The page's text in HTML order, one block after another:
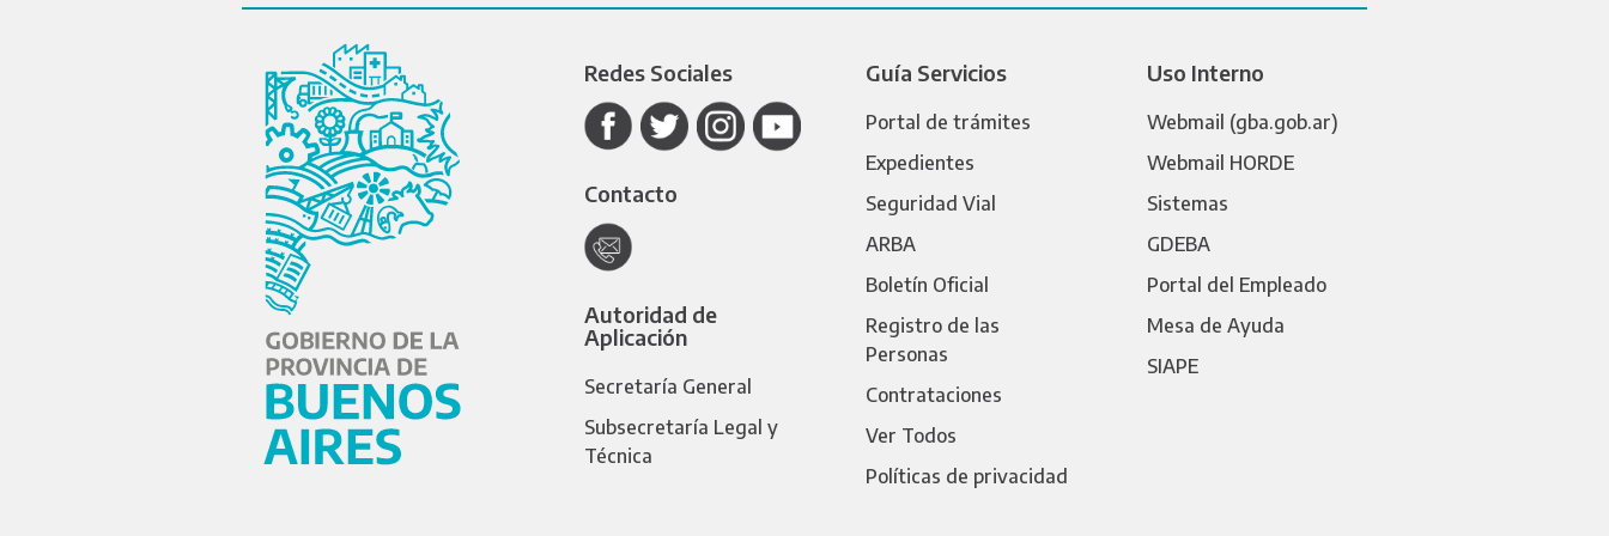
Redes Sociales
Contacto
Autoridad de
Aplicación
Secretaría General
Subsecretaría Legal y
Técnica
Guía Servicios
Portal de trámites
Expedientes
Seguridad Vial
ARBA
Boletín Oficial
Registro de las
Personas
Contrataciones
Ver Todos
Políticas de privacidad
Uso Interno
Webmail (gba.gob.ar)
Webmail HORDE
Sistemas
GDEBA
Portal del Empleado
Mesa de Ayuda
SIAPE